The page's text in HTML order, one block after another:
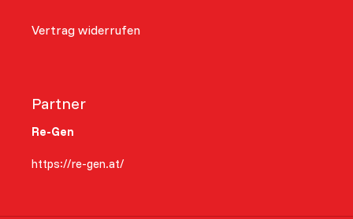
Vertrag widerrufen
Partner
Re-Gen
https://re-gen.at/